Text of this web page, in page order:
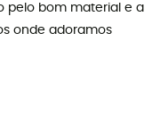
pelo bom material e a
onde adoramos